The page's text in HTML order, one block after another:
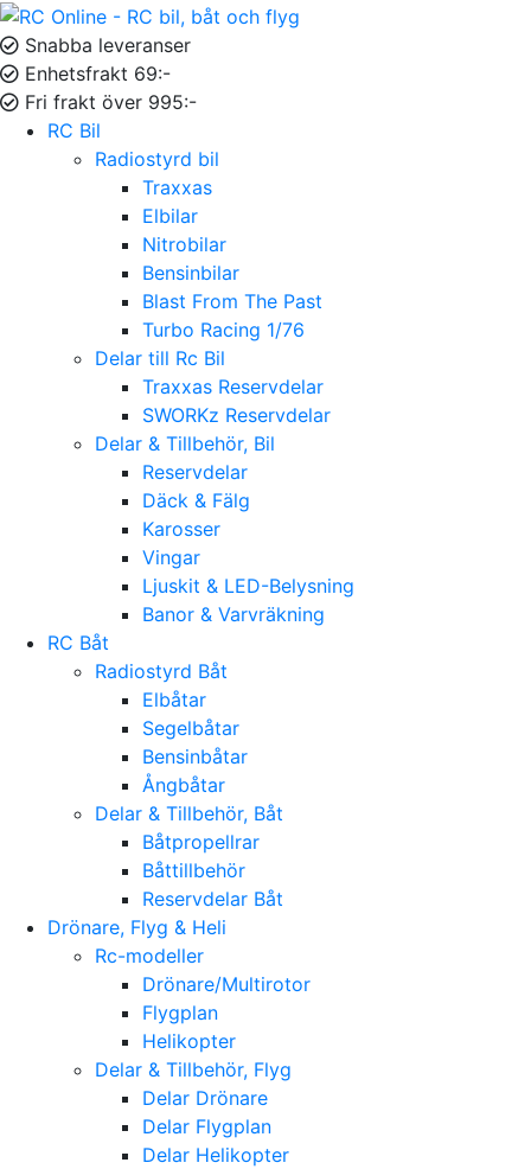
Snabba leveranser
Enhetsfrakt 69:-
Fri frakt över 995:-
RC Bil
Radiostyrd bil
Traxxas
Elbilar
Nitrobilar
Bensinbilar
Blast From The Past
Turbo Racing 1/76
Delar till Rc Bil
Traxxas Reservdelar
SWORKz Reservdelar
Delar & Tillbehör, Bil
Reservdelar
Däck & Fälg
Karosser
Vingar
Ljuskit & LED-Belysning
Banor & Varvräkning
RC Båt
Radiostyrd Båt
Elbåtar
Segelbåtar
Bensinbåtar
Ångbåtar
Delar & Tillbehör, Båt
Båtpropellrar
Båttillbehör
Reservdelar Båt
Drönare, Flyg & Heli
Rc-modeller
Drönare/Multirotor
Flygplan
Helikopter
Delar & Tillbehör, Flyg
Delar Drönare
Delar Flygplan
Delar Helikopter